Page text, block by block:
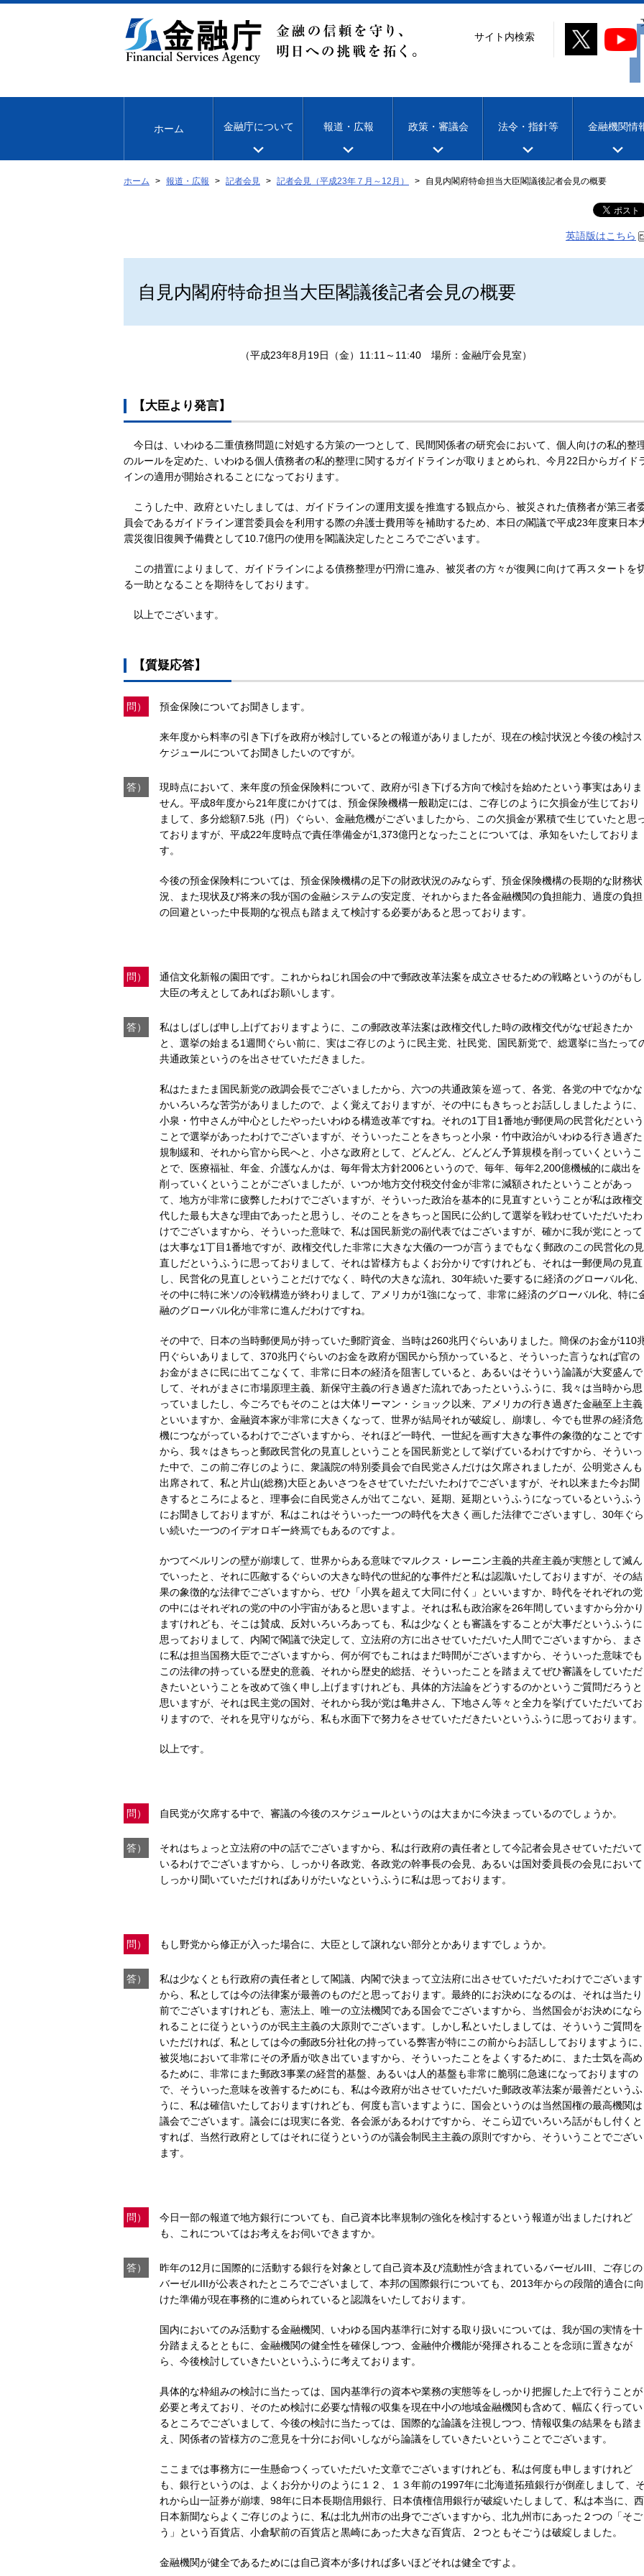
文
移
サイト内検索
ホーム 金融庁について 報道・広報 政策・審議会 法令・指針等 金融機関情
ホーム 報道・広報 記者会見 記者会見（平成23年７月～12月） 自見内閣府特命担当大臣閣議後記者会見の概要
英語版はこちら
自見内閣府特命担当大臣閣議後記者会見の概要
（平成23年8月19日（金）11:11～11:40 場所：金融庁会見室）
【大臣より発言】
今日は、いわゆる二重債務問題に対処する方策の一つとして、民間関係者の研究会において、個人向けの私的整
のルールを定めた、いわゆる個人債務者の私的整理に関するガイドラインが取りまとめられ、今月22日からガイド
インの適用が開始されることになっております。
こうした中、政府といたしましては、ガイドラインの運用支援を推進する観点から、被災された債務者が第三者
員会であるガイドライン運営委員会を利用する際の弁護士費用等を補助するため、本日の閣議で平成23年度東日本
震災復旧復興予備費として10.7億円の使用を閣議決定したところでございます。
この措置によりまして、ガイドラインによる債務整理が円滑に進み、被災者の方々が復興に向けて再スタートを
る一助となることを期待をしております。
以上でございます。
【質疑応答】
問） 預金保険についてお聞きします。
来年度から料率の引き下げを政府が検討しているとの報道がありましたが、現在の検討状況と今後の検討ス
ケジュールについてお聞きしたいのですが。
答）
現時点において、来年度の預金保険料について、政府が引き下げる方向で検討を始めたという事実はありま
せん。平成8年度から21年度にかけては、預金保険機構一般勘定には、ご存じのように欠損金が生じており
まして、多分総額7.5兆（円）ぐらい、金融危機がございましたから、この欠損金が累積で生じていたと思
ておりますが、平成22年度時点で責任準備金が1,373億円となったことについては、承知をいたしておりま
す。
今後の預金保険料については、預金保険機構の足下の財政状況のみならず、預金保険機構の長期的な財務状
況、また現状及び将来の我が国の金融システムの安定度、それからまた各金融機関の負担能力、過度の負担
の回避といった中長期的な視点も踏まえて検討する必要があると思っております。
問）
通信文化新報の園田です。これからねじれ国会の中で郵政改革法案を成立させるための戦略というのがもし
大臣の考えとしてあればお願いします。
答）
私はしばしば申し上げておりますように、この郵政改革法案は政権交代した時の政権交代がなぜ起きたか
と、選挙の始まる1週間ぐらい前に、実はご存じのように民主党、社民党、国民新党で、総選挙に当たって
共通政策というのを出させていただきました。
私はたまたま国民新党の政調会長でございましたから、六つの共通政策を巡って、各党、各党の中でなかな
かいろいろな苦労がありましたので、よく覚えておりますが、その中にもきちっとお話ししましたように、
小泉・竹中さんが中心としたやったいわゆる構造改革ですね。それの1丁目1番地が郵便局の民営化だという
ことで選挙があったわけでございますが、そういったことをきちっと小泉・竹中政治がいわゆる行き過ぎた
規制緩和、それから官から民へと、小さな政府として、どんどん、どんどん予算規模を削っていくというこ
とで、医療福祉、年金、介護なんかは、毎年骨太方針2006というので、毎年、毎年2,200億機械的に歳出を
削っていくということがございましたが、いつか地方交付税交付金が非常に減額されたということがあっ
て、地方が非常に疲弊したわけでございますが、そういった政治を基本的に見直すということが私は政権交
代した最も大きな理由であったと思うし、そのことをきちっと国民に公約して選挙を戦わせていただいたわ
けでございますから、そういった意味で、私は国民新党の副代表ではございますが、確かに我が党にとって
は大事な1丁目1番地ですが、政権交代した非常に大きな大儀の一つが言うまでもなく郵政のこの民営化の見
直しだというふうに思っておりまして、それは皆様方もよくお分かりですけれども、それは一郵便局の見直
し、民営化の見直しということだけでなく、時代の大きな流れ、30年続いた要するに経済のグローバル化、
その中に特に米ソの冷戦構造が終わりまして、アメリカが1強になって、非常に経済のグローバル化、特に
融のグローバル化が非常に進んだわけですね。
その中で、日本の当時郵便局が持っていた郵貯資金、当時は260兆円ぐらいありました。簡保のお金が110
円ぐらいありまして、370兆円ぐらいのお金を政府が国民から預かっていると、そういった言うなれば官の
お金がまさに民に出てこなくて、非常に日本の経済を阻害していると、あるいはそういう論議が大変盛んで
して、それがまさに市場原理主義、新保守主義の行き過ぎた流れであったというふうに、我々は当時から思
っていましたし、今ごろでもそのことは大体リーマン・ショック以来、アメリカの行き過ぎた金融至上主義
といいますか、金融資本家が非常に大きくなって、世界が結局それが破綻し、崩壊し、今でも世界の経済危
機につながっているわけでございますから、それほど一時代、一世紀を画す大きな事件の象徴的なことです
から、我々はきちっと郵政民営化の見直しということを国民新党として挙げているわけですから、そういっ
た中で、この前ご存じのように、衆議院の特別委員会で自民党さんだけは欠席されましたが、公明党さんも
出席されて、私と片山(総務)大臣とあいさつをさせていただいたわけでございますが、それ以来また今お聞
きするところによると、理事会に自民党さんが出てこない、延期、延期というふうになっているというふう
にお聞きしておりますが、私はこれはそういった一つの時代を大きく画した法律でございますし、30年ぐら
い続いた一つのイデオロギー終焉でもあるのですよ。
かつてベルリンの壁が崩壊して、世界からある意味でマルクス・レーニン主義的共産主義が実態として滅ん
でいったと、それに匹敵するぐらいの大きな時代の世紀的な事件だと私は認識いたしておりますが、その結
果の象徴的な法律でございますから、ぜひ「小異を超えて大同に付く」といいますか、時代をそれぞれの党
の中にはそれぞれの党の中の小宇宙があると思いますよ。それは私も政治家を26年間していますから分かり
ますけれども、そこは賛成、反対いろいろあっても、私は少なくとも審議をすることが大事だというふうに
思っておりまして、内閣で閣議で決定して、立法府の方に出させていただいた人間でございますから、まさ
に私は担当国務大臣でございますから、何が何でもこれはまだ時間がございますから、そういった意味でも
この法律の持っている歴史的意義、それから歴史的総括、そういったことを踏まえてぜひ審議をしていただ
きたいということを改めて強く申し上げますけれども、具体的方法論をどうするのかというご質問だろうと
思いますが、それは民主党の国対、それから我が党は亀井さん、下地さん等々と全力を挙げていただいてお
りますので、それを見守りながら、私も水面下で努力をさせていただきたいというふうに思っております。
以上です。
問） 自民党が欠席する中で、審議の今後のスケジュールというのは大まかに今決まっているのでしょうか。
答）
それはちょっと立法府の中の話でございますから、私は行政府の責任者として今記者会見させていただいて
いるわけでございますから、しっかり各政党、各政党の幹事長の会見、あるいは国対委員長の会見において
しっかり聞いていただければありがたいなというふうに私は思っております。
問） もし野党から修正が入った場合に、大臣として譲れない部分とかありますでしょうか。
答）
私は少なくとも行政府の責任者として閣議、内閣で決まって立法府に出させていただいたわけでございます
から、私としては今の法律案が最善のものだと思っております。最終的にお決めになるのは、それは当たり
前でございますけれども、憲法上、唯一の立法機関である国会でございますから、当然国会がお決めになら
れることに従うというのが民主主義の大原則でございます。しかし私といたしましては、そういうご質問を
いただければ、私としては今の郵政5分社化の持っている弊害が特にこの前からお話ししておりますように
被災地において非常にその矛盾が吹き出ていますから、そういったことをよくするために、また士気を高め
るために、非常にまた郵政3事業の経営的基盤、あるいは人的基盤も非常に脆弱に急速になっておりますの
で、そういった意味を改善するためにも、私は今政府が出させていただいた郵政改革法案が最善だというふ
うに、私は確信いたしておりますけれども、何度も言いますように、国会というのは当然国権の最高機関は
議会でございます。議会には現実に各党、各会派があるわけですから、そこら辺でいろいろ話がもし付くと
すれば、当然行政府としてはそれに従うというのが議会制民主主義の原則ですから、そういうことでござい
ます。
問）
今日一部の報道で地方銀行についても、自己資本比率規制の強化を検討するという報道が出ましたけれど
も、これについてはお考えをお伺いできますか。
答）
昨年の12月に国際的に活動する銀行を対象として自己資本及び流動性が含まれているバーゼルIII、ご存じの
バーゼルIIIが公表されたところでございまして、本邦の国際銀行についても、2013年からの段階的適合に向
けた準備が現在事務的に進められていると認識をいたしております。
国内においてのみ活動する金融機関、いわゆる国内基準行に対する取り扱いについては、我が国の実情を十
分踏まえるとともに、金融機関の健全性を確保しつつ、金融仲介機能が発揮されることを念頭に置きなが
ら、今後検討していきたいというふうに考えております。
具体的な枠組みの検討に当たっては、国内基準行の資本や業務の実態等をしっかり把握した上で行うことが
必要と考えており、そのため検討に必要な情報の収集を現在中小の地域金融機関も含めて、幅広く行ってい
るところでございまして、今後の検討に当たっては、国際的な論議を注視しつつ、情報収集の結果をも踏ま
え、関係者の皆様方のご意見を十分にお伺いしながら論議をしていきたいということでございます。
ここまでは事務方に一生懸命つくっていただいた文章でございますけれども、私は何度も申しますけれど
も、銀行というのは、よくお分かりのように１２、１３年前の1997年に北海道拓殖銀行が倒産しまして、
れから山一証券が崩壊、98年に日本長期信用銀行、日本債権信用銀行が破綻いたしまして、私は本当に、西
日本新聞ならよくご存じのように、私は北九州市の出身でございますから、北九州市にあった２つの「そご
う」という百貨店、小倉駅前の百貨店と黒崎にあった大きな百貨店、２つともそごうは破綻しました。
金融機関が健全であるためには自己資本が多ければ多いほどそれは健全ですよ。